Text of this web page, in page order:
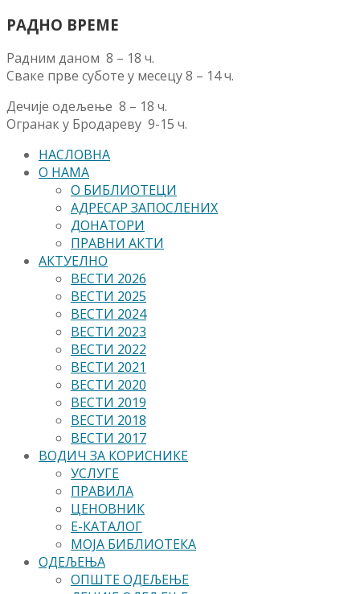
РАДНО ВРЕМЕ
Радним даном 8 – 18 ч.
Сваке прве суботе у месецу 8 – 14 ч.
Дечије одељење 8 – 18 ч.
Огранак у Бродареву 9-15 ч.
НАСЛОВНА
О НАМА
О БИБЛИОТЕЦИ
АДРЕСАР ЗАПОСЛЕНИХ
ДОНАТОРИ
ПРАВНИ АКТИ
АКТУЕЛНО
ВЕСТИ 2026
ВЕСТИ 2025
ВЕСТИ 2024
ВЕСТИ 2023
ВЕСТИ 2022
ВЕСТИ 2021
ВЕСТИ 2020
ВЕСТИ 2019
ВЕСТИ 2018
ВЕСТИ 2017
ВОДИЧ ЗА КОРИСНИКЕ
УСЛУГЕ
ПРАВИЛА
ЦЕНОВНИК
Е-КАТАЛОГ
МОЈА БИБЛИОТЕКА
ОДЕЉЕЊА
ОПШТЕ ОДЕЉЕЊЕ